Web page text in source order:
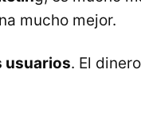
mucho mejor.
usuarios. El